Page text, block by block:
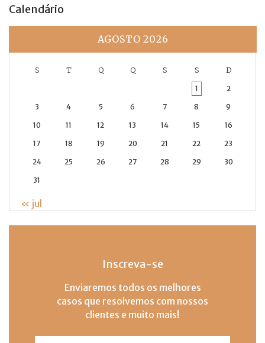
Calendário
AGOSTO 2026
S T Q Q S S D
1 2
3 4 5 6 7 8 9
10 11 12 13 14 15 16
17 18 19 20 21 22 23
24 25 26 27 28 29 30
31
« jul
Inscreva-se
Enviaremos todos os melhores
casos que resolvemos com nossos
clientes e muito mais!